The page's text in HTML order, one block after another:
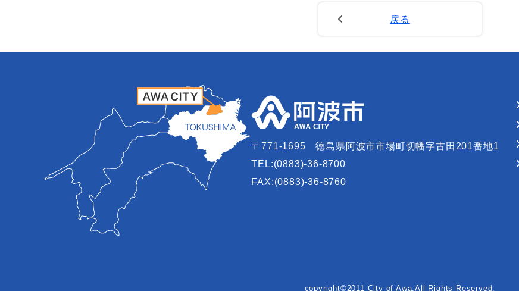
戻る
〒771-1695
徳島県阿波市市場町切幡字古田201番地1
TEL:(0883)-36-8700
FAX:(0883)-36-8760
copyright©2011 City of Awa,All Rights Reserved.